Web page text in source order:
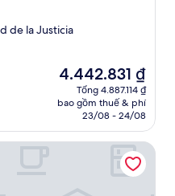
de la Justicia
Giá
hiện
tại
4.442.831 ₫
4.442.831 ₫
Tổng 4.887.114 ₫
bao gồm thuế & phí
23/08 - 24/08